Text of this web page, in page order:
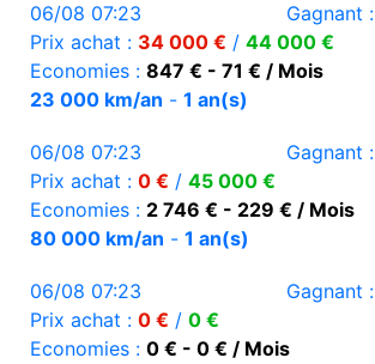
06/08 07:23 Gagnant :
Prix achat : 34 000 € / 44 000 €
Economies : 847 € - 71 € / Mois
23 000 km/an - 1 an(s)
06/08 07:23 Gagnant :
Prix achat : 0 € / 45 000 €
Economies : 2 746 € - 229 € / Mois
80 000 km/an - 1 an(s)
06/08 07:23 Gagnant :
Prix achat : 0 € / 0 €
Economies : 0 € - 0 € / Mois